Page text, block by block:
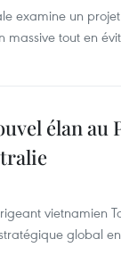
examine un
massive tout en
élan
vietnamien
global